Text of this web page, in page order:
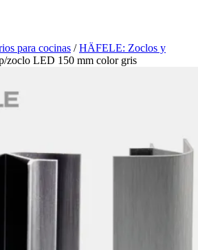
para cocinas /HÄFELE: Zoclos y
zoclo LED 150 mm color gris